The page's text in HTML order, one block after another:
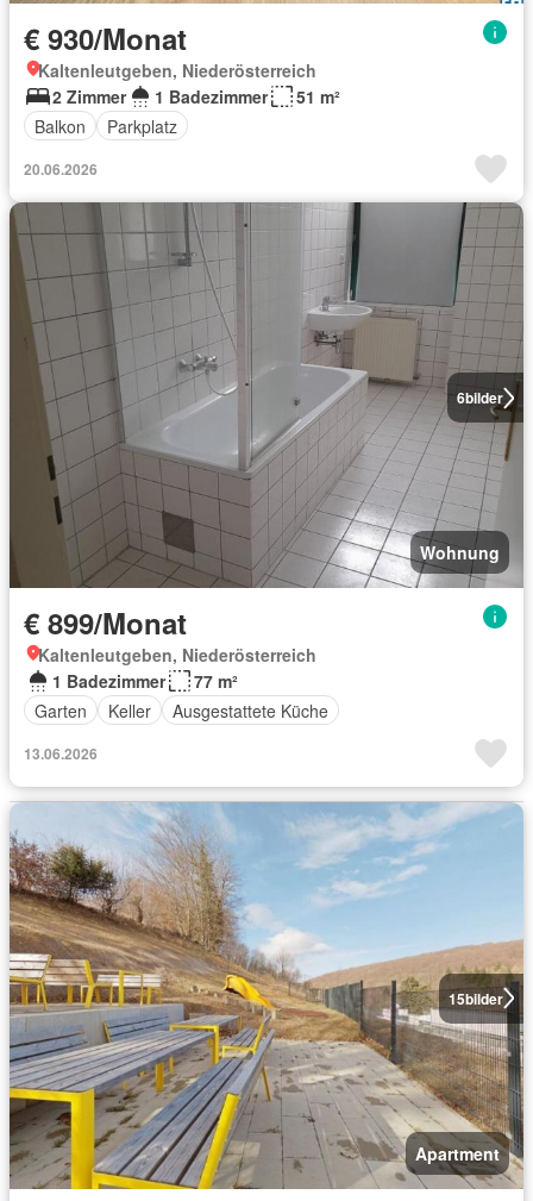
€ 930/Monat
Kaltenleutgeben, Niederösterreich
2 Zimmer
1 Badezimmer
51 m²
Balkon
Parkplatz
20.06.2026
6bilder
Wohnung
€ 899/Monat
Kaltenleutgeben, Niederösterreich
1 Badezimmer
77 m²
Garten
Keller Ausgestattete Küche
13.06.2026
15bilder
Apartment